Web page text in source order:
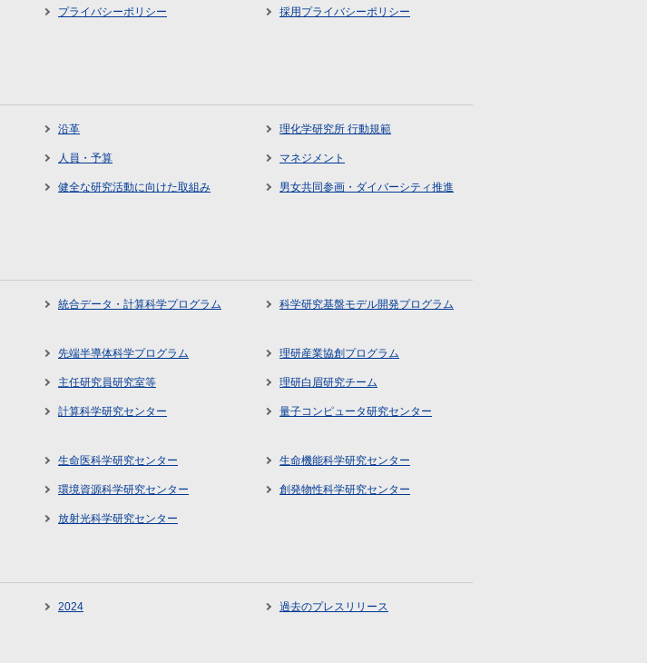
プライバシーポリシー 採用プライバシーポリシー
沿革 理化学研究所 行動規範
人員・予算 マネジメント
健全な研究活動に向けた取組み 男女共同参画・ダイバーシティ推進
統合データ・計算科学プログラム 科学研究基盤モデル開発プログラム
先端半導体科学プログラム 理研産業協創プログラム
主任研究員研究室等 理研白眉研究チーム
計算科学研究センター 量子コンピュータ研究センター
生命医科学研究センター 生命機能科学研究センター
環境資源科学研究センター 創発物性科学研究センター
放射光科学研究センター
2024 過去のプレスリリース